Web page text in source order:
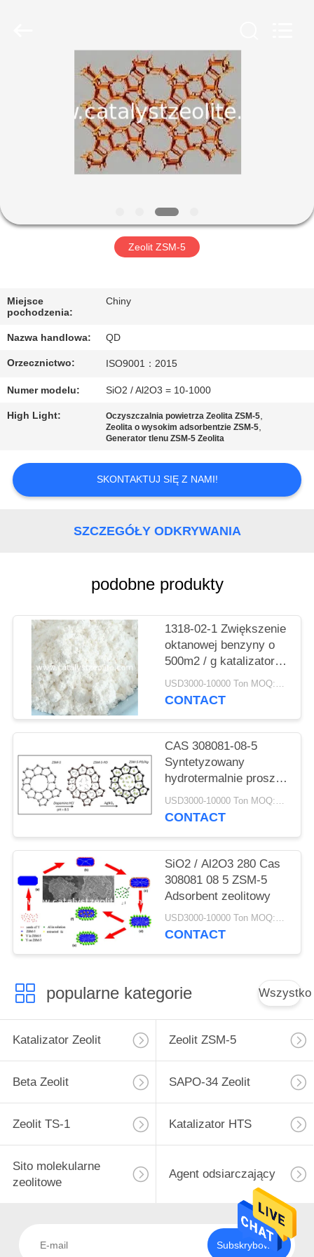
PRODUKTY
WYCIECZKA
KONTROLA
JAKOŚCI
SKONTAKTUJ
SIĘ
AKTUALNOŚCI
PRIVACY
POLICY
Zeolit ​​ZSM-5
Miejsce
pochodzenia:
Chiny
Nazwa handlowa: QD
Orzecznictwo: ISO9001：2015
Numer modelu: SiO2 / Al2O3 = 10-1000
High Light: Oczyszczalnia powietrza Zeolita ZSM-5,
Zeolita o wysokim adsorbentzie ZSM-5,
Generator tlenu ZSM-5 Zeolita
SKONTAKTUJ SIĘ Z NAMI!
SZCZEGÓŁY ODKRYWANIA
podobne produkty
1318-02-1 Zwiększenie
oktanowej benzyny o
500m2 / g katalizatora
zeolitowego ZSM-5
USD3000-10000 Ton MOQ:1 KG
CONTACT
CAS 308081-08-5
Syntetyzowany
hydrotermalnie proszek
katalizatora HZSM 5 USD3000-10000 Ton MOQ:1 KG
CONTACT
SiO2 / Al2O3 280 Cas
308081 08 5 ZSM-5
Adsorbent zeolitowy
USD3000-10000 Ton MOQ:1 KG
CONTACT
popularne kategorie Wszystko
Katalizator Zeolit Zeolit ​​ZSM-5
Beta Zeolit SAPO-34 Zeolit
Zeolit ​​TS-1 Katalizator HTS
Sito molekularne
zeolitowe
Agent odsiarczający
Subskrybować